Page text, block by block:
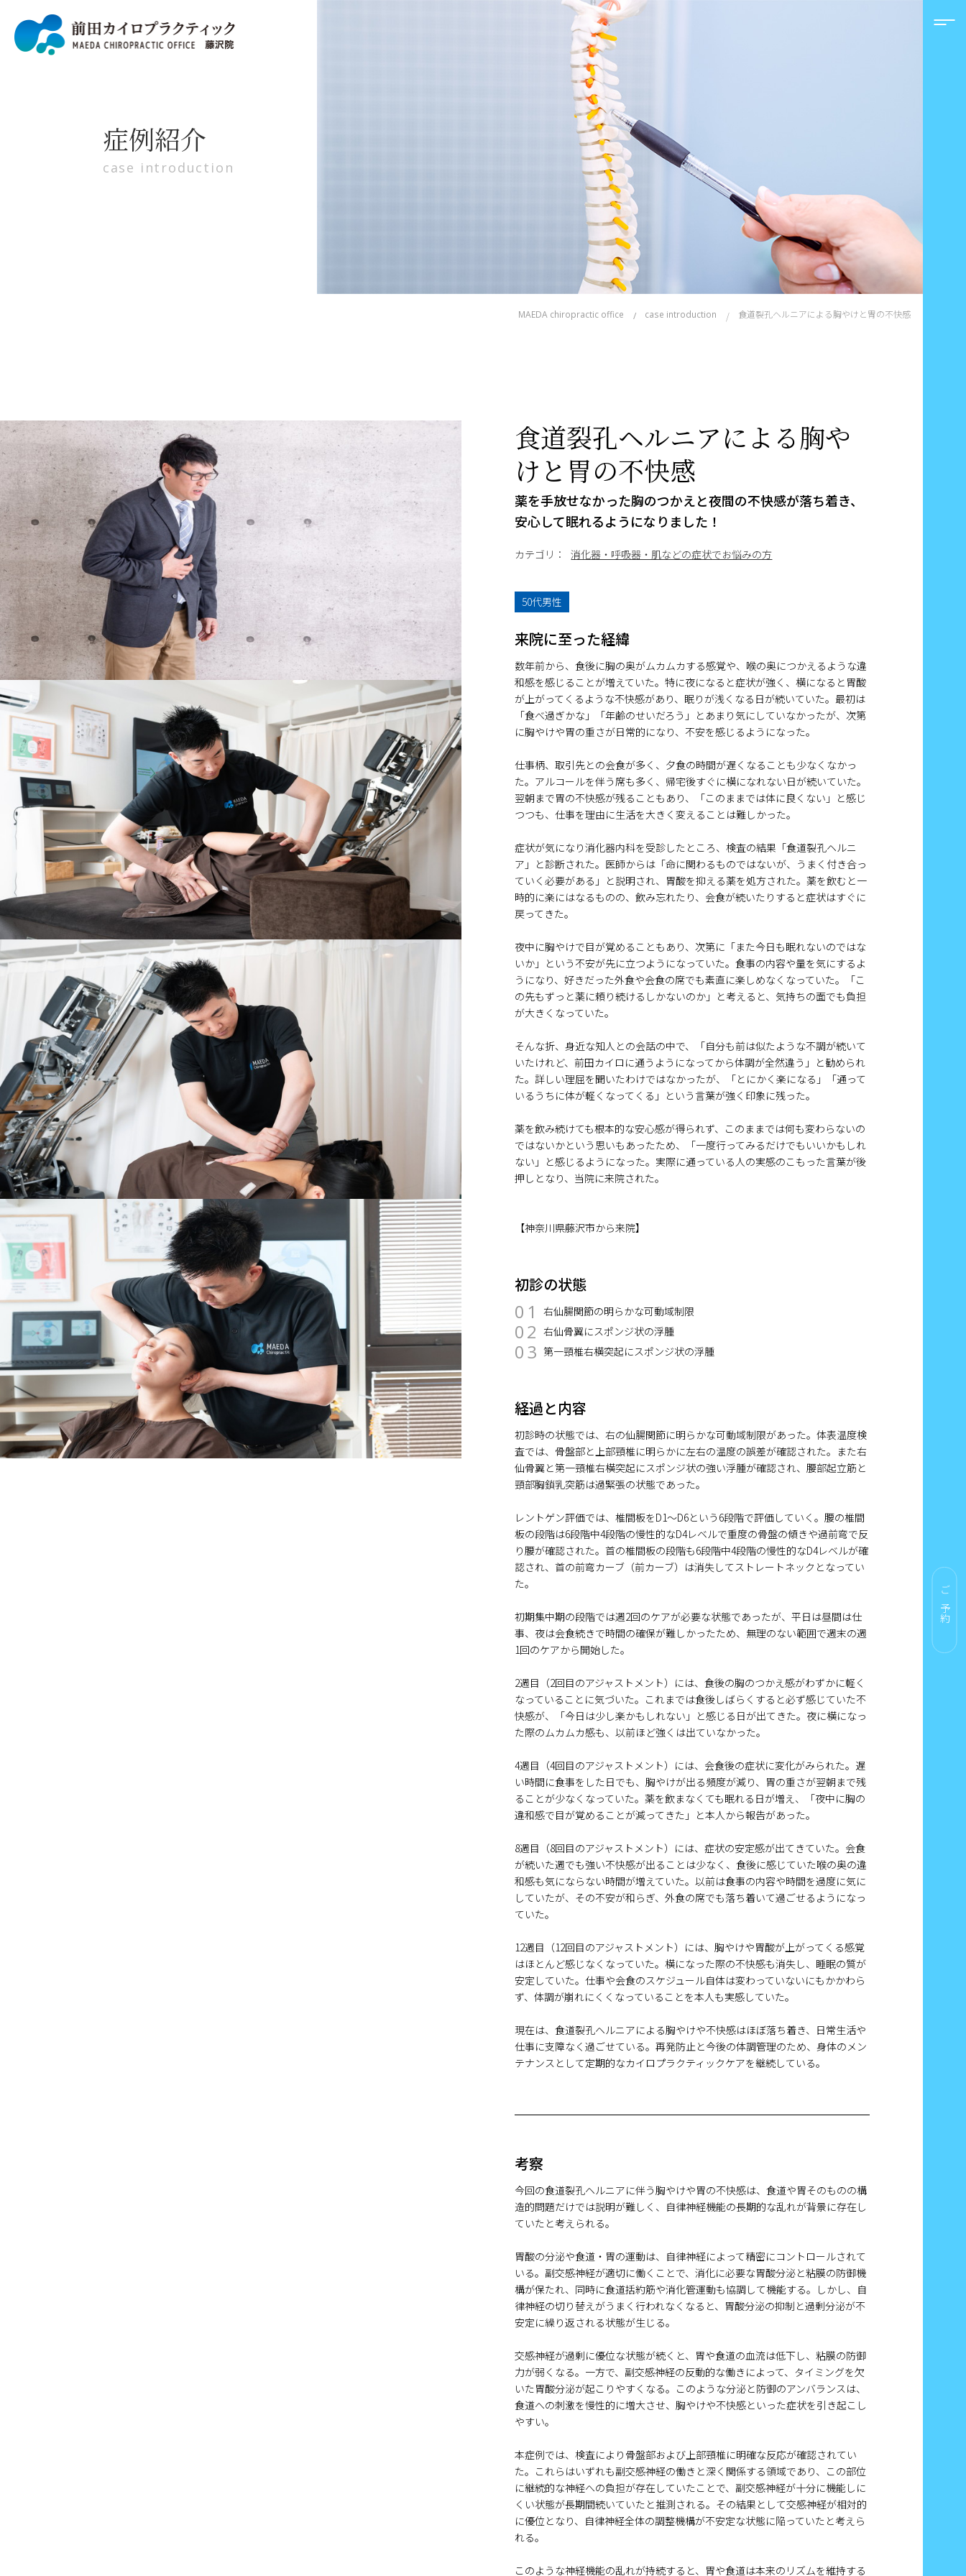
症例紹介
case introduction
MAEDA chiropractic office case introduction 食道裂孔ヘルニアによる胸やけと胃の不快感
食道裂孔ヘルニアによる胸や
けと胃の不快感
薬を手放せなかった胸のつかえと夜間の不快感が落ち着き、
安心して眠れるようになりました！
カテゴリ： 消化器・呼吸器・肌などの症状でお悩みの方
50代男性
来院に至った経緯
数年前から、食後に胸の奥がムカムカする感覚や、喉の奥につかえるような違
和感を感じることが増えていた。特に夜になると症状が強く、横になると胃酸
が上がってくるような不快感があり、眠りが浅くなる日が続いていた。最初は
「食べ過ぎかな」「年齢のせいだろう」とあまり気にしていなかったが、次第
に胸やけや胃の重さが日常的になり、不安を感じるようになった。
仕事柄、取引先との会食が多く、夕食の時間が遅くなることも少なくなかっ
た。アルコールを伴う席も多く、帰宅後すぐに横になれない日が続いていた。
翌朝まで胃の不快感が残ることもあり、「このままでは体に良くない」と感じ
つつも、仕事を理由に生活を大きく変えることは難しかった。
症状が気になり消化器内科を受診したところ、検査の結果「食道裂孔ヘルニ
ア」と診断された。医師からは「命に関わるものではないが、うまく付き合っ
ていく必要がある」と説明され、胃酸を抑える薬を処方された。薬を飲むと一
時的に楽にはなるものの、飲み忘れたり、会食が続いたりすると症状はすぐに
戻ってきた。
夜中に胸やけで目が覚めることもあり、次第に「また今日も眠れないのではな
いか」という不安が先に立つようになっていた。食事の内容や量を気にするよ
うになり、好きだった外食や会食の席でも素直に楽しめなくなっていた。「こ
の先もずっと薬に頼り続けるしかないのか」と考えると、気持ちの面でも負担
が大きくなっていた。
そんな折、身近な知人との会話の中で、「自分も前は似たような不調が続いて
いたけれど、前田カイロに通うようになってから体調が全然違う」と勧められ
た。詳しい理屈を聞いたわけではなかったが、「とにかく楽になる」「通って
いるうちに体が軽くなってくる」という言葉が強く印象に残った。
薬を飲み続けても根本的な安心感が得られず、このままでは何も変わらないの
ではないかという思いもあったため、「一度行ってみるだけでもいいかもしれ
ない」と感じるようになった。実際に通っている人の実感のこもった言葉が後
押しとなり、当院に来院された。
【神奈川県藤沢市から来院】
初診の状態
01 右仙腸関節の明らかな可動域制限
02 右仙骨翼にスポンジ状の浮腫
03 第一頸椎右横突起にスポンジ状の浮腫
経過と内容
初診時の状態では、右の仙腸関節に明らかな可動域制限があった。体表温度検
査では、骨盤部と上部頸椎に明らかに左右の温度の誤差が確認された。また右
仙骨翼と第一頸椎右横突起にスポンジ状の強い浮腫が確認され、腰部起立筋と
頸部胸鎖乳突筋は過緊張の状態であった。
レントゲン評価では、椎間板をD1～D6という6段階で評価していく。腰の椎間
板の段階は6段階中4段階の慢性的なD4レベルで重度の骨盤の傾きや過前弯で反
り腰が確認された。首の椎間板の段階も6段階中4段階の慢性的なD4レベルが確
認され、首の前弯カーブ（前カーブ）は消失してストレートネックとなってい
た。
初期集中期の段階では週2回のケアが必要な状態であったが、平日は昼間は仕
事、夜は会食続きで時間の確保が難しかったため、無理のない範囲で週末の週
1回のケアから開始した。
2週目（2回目のアジャストメント）には、食後の胸のつかえ感がわずかに軽く
なっていることに気づいた。これまでは食後しばらくすると必ず感じていた不
快感が、「今日は少し楽かもしれない」と感じる日が出てきた。夜に横になっ
た際のムカムカ感も、以前ほど強くは出ていなかった。
4週目（4回目のアジャストメント）には、会食後の症状に変化がみられた。遅
い時間に食事をした日でも、胸やけが出る頻度が減り、胃の重さが翌朝まで残
ることが少なくなっていた。薬を飲まなくても眠れる日が増え、「夜中に胸の
違和感で目が覚めることが減ってきた」と本人から報告があった。
8週目（8回目のアジャストメント）には、症状の安定感が出てきていた。会食
が続いた週でも強い不快感が出ることは少なく、食後に感じていた喉の奥の違
和感も気にならない時間が増えていた。以前は食事の内容や時間を過度に気に
していたが、その不安が和らぎ、外食の席でも落ち着いて過ごせるようになっ
ていた。
12週目（12回目のアジャストメント）には、胸やけや胃酸が上がってくる感覚
はほとんど感じなくなっていた。横になった際の不快感も消失し、睡眠の質が
安定していた。仕事や会食のスケジュール自体は変わっていないにもかかわら
ず、体調が崩れにくくなっていることを本人も実感していた。
現在は、食道裂孔ヘルニアによる胸やけや不快感はほぼ落ち着き、日常生活や
仕事に支障なく過ごせている。再発防止と今後の体調管理のため、身体のメン
テナンスとして定期的なカイロプラクティックケアを継続している。
考察
今回の食道裂孔ヘルニアに伴う胸やけや胃の不快感は、食道や胃そのものの構
造的問題だけでは説明が難しく、自律神経機能の長期的な乱れが背景に存在し
ていたと考えられる。
胃酸の分泌や食道・胃の運動は、自律神経によって精密にコントロールされて
いる。副交感神経が適切に働くことで、消化に必要な胃酸分泌と粘膜の防御機
構が保たれ、同時に食道括約筋や消化管運動も協調して機能する。しかし、自
律神経の切り替えがうまく行われなくなると、胃酸分泌の抑制と過剰分泌が不
安定に繰り返される状態が生じる。
交感神経が過剰に優位な状態が続くと、胃や食道の血流は低下し、粘膜の防御
力が弱くなる。一方で、副交感神経の反動的な働きによって、タイミングを欠
いた胃酸分泌が起こりやすくなる。このような分泌と防御のアンバランスは、
食道への刺激を慢性的に増大させ、胸やけや不快感といった症状を引き起こし
やすい。
本症例では、検査により骨盤部および上部頸椎に明確な反応が確認されてい
た。これらはいずれも副交感神経の働きと深く関係する領域であり、この部位
に継続的な神経への負担が存在していたことで、副交感神経が十分に機能しに
くい状態が長期間続いていたと推測される。その結果として交感神経が相対的
に優位となり、自律神経全体の調整機構が不安定な状態に陥っていたと考えら
れる。
このような神経機能の乱れが持続すると、胃や食道は本来のリズムを維持する
ご予約